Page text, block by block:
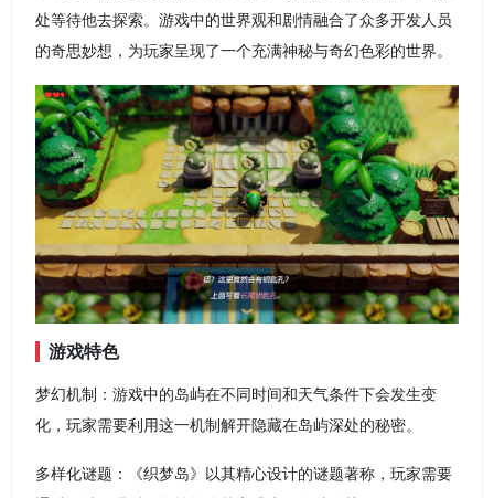
处等待他去探索。游戏中的世界观和剧情融合了众多开发人员
的奇思妙想，为玩家呈现了一个充满神秘与奇幻色彩的世界。
游戏特色
梦幻机制：游戏中的岛屿在不同时间和天气条件下会发生变
化，玩家需要利用这一机制解开隐藏在岛屿深处的秘密。
多样化谜题：《织梦岛》以其精心设计的谜题著称，玩家需要